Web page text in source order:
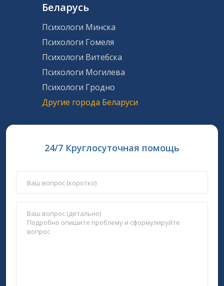
Беларусь
Психологи Минска
Психологи Гомеля
Психологи Витебска
Психологи Могилева
Психологи Гродно
Другие города Беларуси
24/7 Круглосуточная помощь